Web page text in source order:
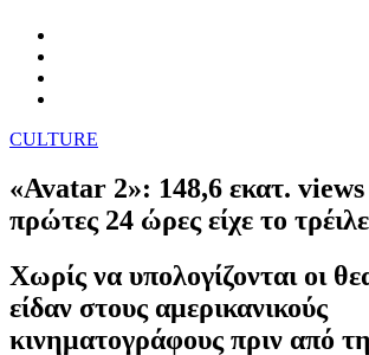
CULTURE
«Avatar 2»: 148,6 εκατ. views
πρώτες 24 ώρες είχε το
Χωρίς να υπολογίζονται οι
είδαν στους αμερικανικούς
κινηματογράφους πριν από